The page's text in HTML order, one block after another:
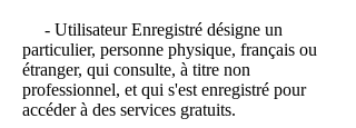
- Utilisateur Enregistré désigne un
particulier, personne physique, français ou
étranger, qui consulte, à titre non
professionnel, et qui s'est enregistré pour
accéder à des services gratuits.